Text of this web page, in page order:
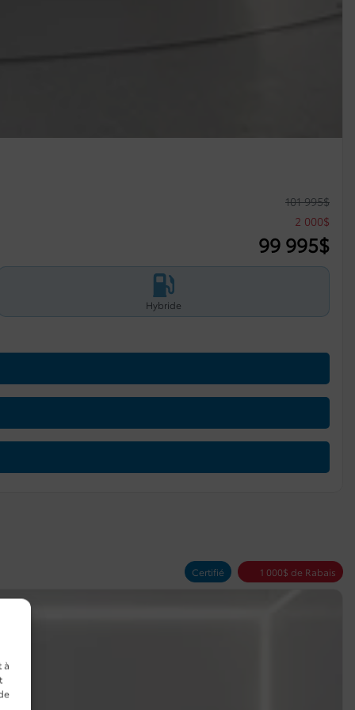
à
101 995$
2 000$
99 995$
Hybride
Certifié 1 000$ de Rabais